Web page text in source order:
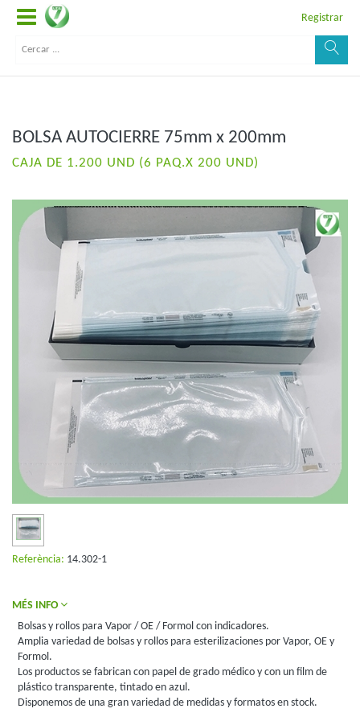
Registrar
BOLSA AUTOCIERRE 75mm x 200mm
CAJA DE 1.200 UND (6 PAQ.X 200 UND)
Referència: 14.302-1
MÉS INFO
Bolsas y rollos para Vapor / OE / Formol con indicadores.
Amplia variedad de bolsas y rollos para esterilizaciones por Vapor, OE y
Formol.
Los productos se fabrican con papel de grado médico y con un film de
plástico transparente, tintado en azul.
Disponemos de una gran variedad de medidas y formatos en stock.